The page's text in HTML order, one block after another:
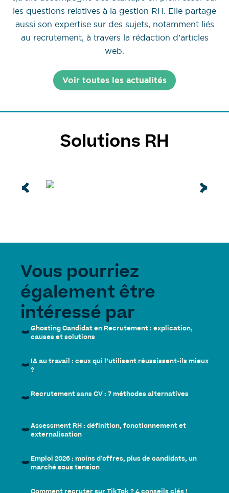
les questions relatives à la gestion RH. Elle partage
aussi son expertise sur des sujets, notamment liés
au recrutement, à travers la rédaction d’articles
web.
Voir toutes les actualités
Solutions RH
Vous pourriez
également être
intéressé par
Ghosting Candidat en Recrutement : explication,
causes et solutions
IA au travail : ceux qui l’utilisent réussissent-ils mieux
?
Recrutement sans CV : 7 méthodes alternatives
Assessment RH : définition, fonctionnement et
externalisation
Emploi 2026 : moins d’offres, plus de candidats, un
marché sous tension